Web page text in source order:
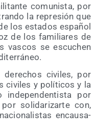
comu­nis­ta, por
la repre­sión que
los esta­dos espa­ñol
de los fami­lia­res de
vas­cos se escu­chen
civi­les, por
civi­les y polí­ti­cos y la
inde­pen­den­tis­ta por
soli­da­ri­zar­te con,
encau­sa­